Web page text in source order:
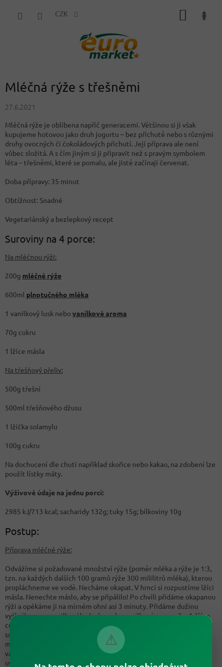
⚠
CZK
Mléčná rýže s třešněmi
27.6.2021
Mléčná rýže je oblíbena napříč generacemi. Většinou si ji však
kupujeme hotovou jako druh jogurtu – bez příchutě nebo s různými
druhy ovocných či čokoládových příchutí. Její příprava ale není
vůbec složitá. A s čím jiným si ji připravit než s pravým symbolem
léta – třešněmi, které se pomalu, ale jistě začínají červenat.
Doba přípravy: 35 minut
Obtížnost: Snadné
Vegetariánský a bezlepkový recept
Suroviny na 4 porce:
Na mléčnou rýži:
200g mléčné rýže
600ml plnotučného mléka
1 vanilkový lusk nebovanilkové aroma
70g cukru
1 lžíce másla
Na třešňový přeliv:
500g třešní
500ml třešňového džusu
1 lžička solamylu
100g cukru
Na dochucení dle chuti například skořice nebo kakao, na zdobení lze
použít lístky máty.
Výživové údaje na jednu porci:
2985 kJ/713 kcal; sacharidy 132g; tuky 15g; bílkoviny 10g
Postup:
Příprava mléčné rýže:
Odvážíme si požadované množství rýže (poměr mléka a rýže je 1:3,
tzn. na každých dalších 100 gramů rýže 300 mililitrů mléka), kterou
propláchneme ve vodě. Necháme okapat. V hrnci si rozpustíme lžíci
másla. Nenechte máslo, aby se připálilo! Po chvíli přidáme okapanou
rýži a opékáme ji na mírném ohni asi 3 minuty. Přidáme dužinu
vyškrábanou z vanilkového lusku nebo vanilkové aroma, 3 – 4 lžíce
cukru (Vrchovatá lžíce = cca 20 gramů krupicového cukru), špetku
soli a zalijeme to připraveným plnotučným mlékem. Vaříme na
mírném ohni po dobu 20-30 minut dokud není rýže do krémova
vařená. (Doba vaření závisí na typu rýže, vždy se držte pokynů
uvedených na obale.)